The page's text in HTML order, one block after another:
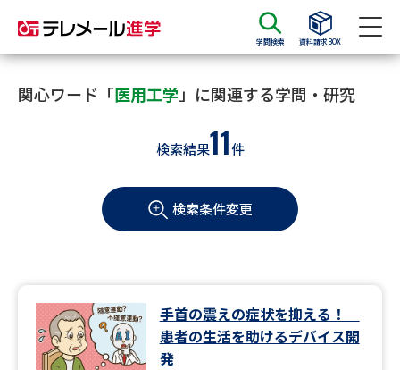
学問検索 資料請求BOX
資料請求 資料検索
大学・短大の資料種類から請求
学部・学科パンフ
過去問題集
大学・短大以外の資料から請求
関心ワード「医用工学 」に関連する学問・研究
検索結果11件
検索条件変更
手首の震えの症状を抑える！
患者の生活を助けるデバイス開
発